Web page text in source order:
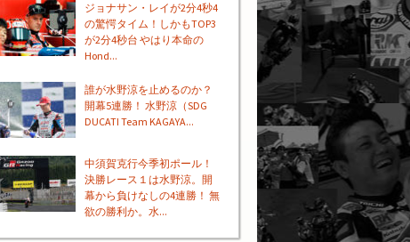
ジョナサン・レイが2分4秒4
の驚愕タイム！しかもTOP3
が2分4秒台 やはり本命の
Hond...
誰が水野涼を止めるのか？
開幕5連勝！ 水野涼（SDG
DUCATI Team KAGAYA...
中須賀克行今季初ポール！
決勝レース１は水野涼。開
幕から負けなしの4連勝！ 無
欲の勝利か。水...